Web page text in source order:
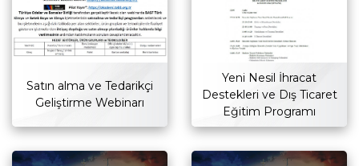
Satın alma ve Tedarikçi
Geliştirme Webinarı
Yeni Nesil İhracat
Destekleri ve Dış Ticaret
Eğitim Programı